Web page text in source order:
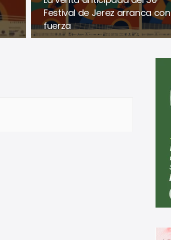
Festival de Jerez arranca con
fuerza